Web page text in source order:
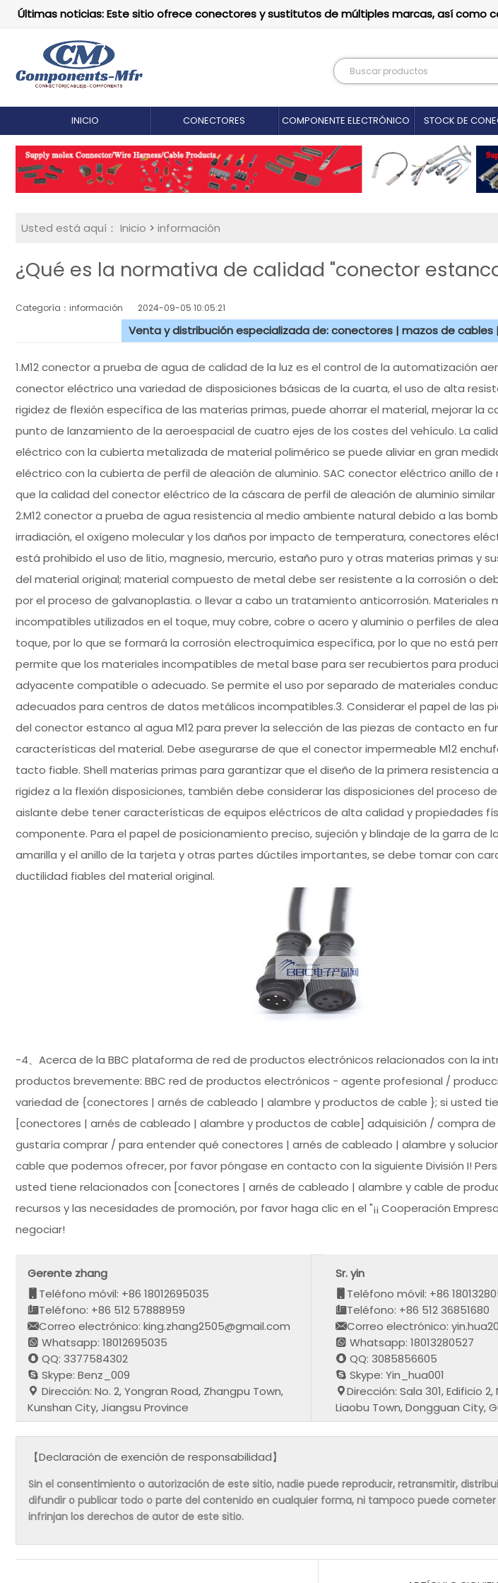
Últimas noticias: Este sitio ofrece conectores y sustitutos de múltiples marcas, así como
INICIO CONECTORES COMPONENTE ELECTRÓNICO STOCK DE
Usted está aquí： Inicio > información
¿Qué es la normativa de calidad "conector estanco
Categoría：información 2024-09-05 10:05:21
Venta y distribución especializada de: conectores | mazos de
1.M12 conector a prueba de agua de calidad de la luz es el control de la automatización
conector eléctrico una variedad de disposiciones básicas de la cuarta, el uso de alta
rigidez de flexión específica de las materias primas, puede ahorrar el material, mejorar la
punto de lanzamiento de la aeroespacial de cuatro ejes de los costes del vehículo. La
eléctrico con la cubierta metalizada de material polimérico se puede aliviar en gran
eléctrico con la cubierta de perfil de aleación de aluminio. SAC conector eléctrico anillo
que la calidad del conector eléctrico de la cáscara de perfil de aleación de aluminio similar
2.M12 conector a prueba de agua resistencia al medio ambiente natural debido a las
irradiación, el oxígeno molecular y los daños por impacto de temperatura, conectores
está prohibido el uso de litio, magnesio, mercurio, estaño puro y otras materias primas y
del material original; material compuesto de metal debe ser resistente a la corrosión o
por el proceso de galvanoplastia. o llevar a cabo un tratamiento anticorrosión. Materiales
incompatibles utilizados en el toque, muy cobre, cobre o acero y aluminio o perfiles de
toque, por lo que se formará la corrosión electroquímica específica, por lo que no está
permite que los materiales incompatibles de metal base para ser recubiertos para
adyacente compatible o adecuado. Se permite el uso por separado de materiales
adecuados para centros de datos metálicos incompatibles.3. Considerar el papel de las
del conector estanco al agua M12 para prever la selección de las piezas de contacto en
características del material. Debe asegurarse de que el conector impermeable M12
tacto fiable. Shell materias primas para garantizar que el diseño de la primera resistencia
rigidez a la flexión disposiciones, también debe considerar las disposiciones del proceso
aislante debe tener características de equipos eléctricos de alta calidad y propiedades
componente. Para el papel de posicionamiento preciso, sujeción y blindaje de la garra de
amarilla y el anillo de la tarjeta y otras partes dúctiles importantes, se debe tomar con
ductilidad fiables del material original.
-4、Acerca de la BBC plataforma de red de productos electrónicos relacionados con la
productos brevemente: BBC red de productos electrónicos - agente profesional /
variedad de {conectores | arnés de cableado | alambre y productos de cable }; si usted
[conectores | arnés de cableado | alambre y productos de cable] adquisición / compra
gustaría comprar / para entender qué conectores | arnés de cableado | alambre y
cable que podemos ofrecer, por favor póngase en contacto con la siguiente División I!
usted tiene relacionados con [conectores | arnés de cableado | alambre y cable de
recursos y las necesidades de promoción, por favor haga clic en el "¡¡ Cooperación
negociar!
Gerente zhang
Teléfono móvil: +86 18012695035
Teléfono: +86 512 57888959
Correo electrónico: king.zhang2505@gmail.com
Whatsapp: 18012695035
QQ: 3377584302
Skype: Benz_009
Dirección: No. 2, Yongran Road, Zhangpu Town,
Kunshan City, Jiangsu Province
Sr. yin
Teléfono móvil: +86
Teléfono: +86 512 36851680
Correo electrónico:
Whatsapp: 18013280527
QQ: 3085856605
Skype: Yin_hua001
Dirección: Sala 301, Edificio 2,
Liaobu Town, Dongguan City,
【Declaración de exención de responsabilidad】
Sin el consentimiento o autorización de este sitio, nadie puede reproducir, retransmitir,
difundir o publicar todo o parte del contenido en cualquier forma, ni tampoco puede
infrinjan los derechos de autor de este sitio.